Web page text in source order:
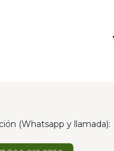
(Whatsapp y llamada):